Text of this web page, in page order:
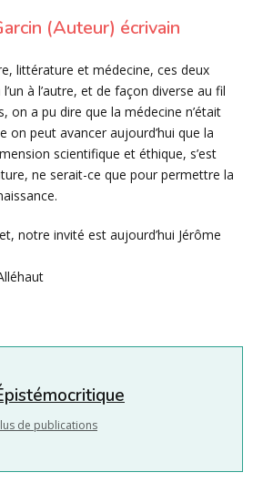
(Auteur) écrivain
littérature et médecine, ces deux
à l’autre, et de façon diverse au fil
on a pu dire que la médecine n’était
on peut avancer aujourd’hui que la
scientifique et éthique, s’est
ne serait-ce que pour permettre la
notre invité est aujourd’hui Jérôme
de publications